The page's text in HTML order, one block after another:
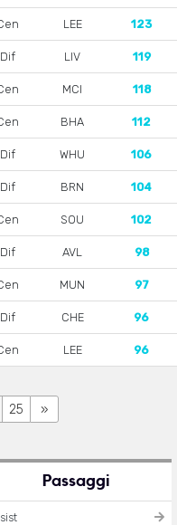
LEE 123
Dif LIV 119
MCI 118
BHA 112
Dif WHU 106
Dif BRN 104
SOU 102
Dif AVL 98
MUN 97
Dif CHE 96
LEE 96
25 »
Passaggi